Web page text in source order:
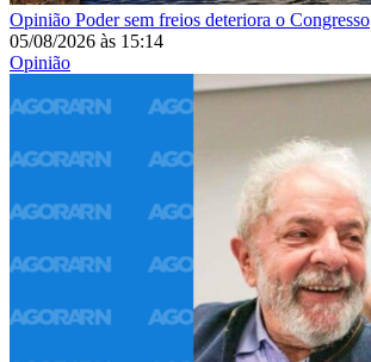
Opinião Poder sem freios deteriora o Congresso
05/08/2026 às 15:14
Opinião